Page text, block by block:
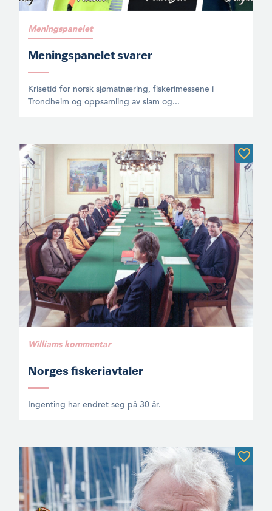
Meningspanelet
Meningspanelet svarer
Krisetid for norsk sjømatnæring, fiskerimessene i
Trondheim og oppsamling av slam og...
Williams kommentar
Norges fiskeriavtaler
Ingenting har endret seg på 30 år.